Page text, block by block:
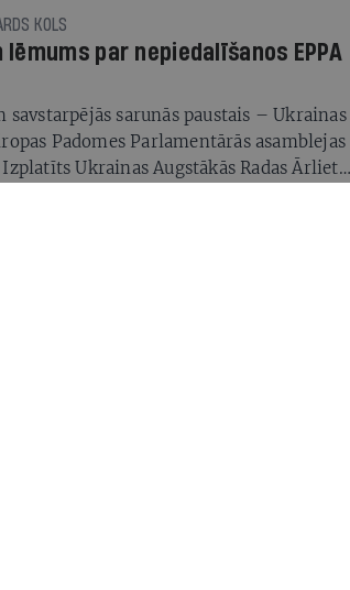
pareizajā virzienā?
KOLS
par nepiedalīšanos EPPA
sarunās paustais – Ukrainas
Padomes Parlamentārās asamblejas
Ukrainas Augstākās Radas Ārlietu